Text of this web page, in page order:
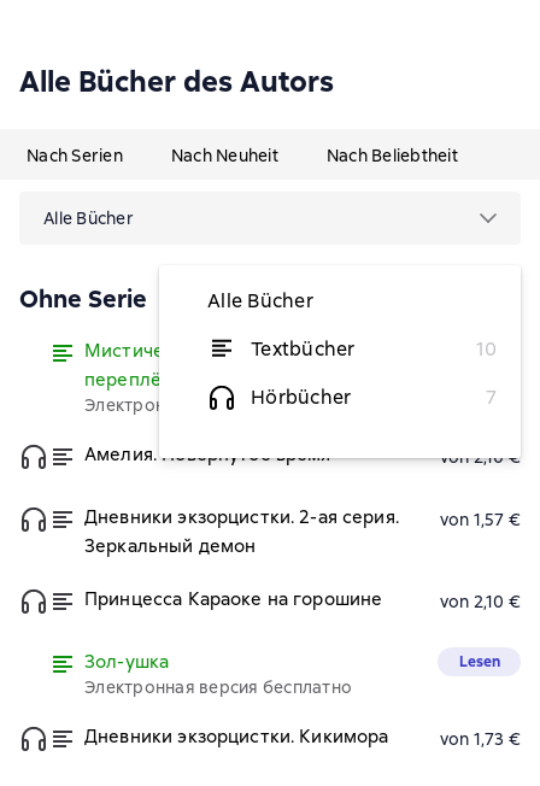
Alle Bücher des Autors
Nach Serien Nach Neuheit Nach Beliebtheit
Alle Bücher
Alle Bücher
Textbücher
10
Hörbücher
7
Ohne Serie
Мистические хроники. Волшебный
переплёт
Электронная версия бесплатно
Lesen
Амелия. Повёрнутое время von 2,10 €
Дневники экзорцистки. 2-ая серия.
Зеркальный демон
von 1,57 €
Принцесса Караоке на горошине von 2,10 €
Зол-ушка
Электронная версия бесплатно
Lesen
Дневники экзорцистки. Кикимора von 1,73 €